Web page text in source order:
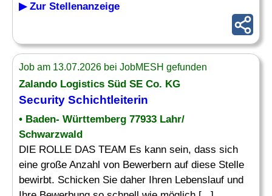
▶ Zur Stellenanzeige
Job am 13.07.2026 bei JobMESH gefunden
Zalando Logistics Süd SE Co. KG
Security Schichtleiterin
• Baden- Württemberg 77933 Lahr/
Schwarzwald
DIE ROLLE DAS TEAM Es kann sein, dass sich
eine große Anzahl von Bewerbern auf diese Stelle
bewirbt. Schicken Sie daher Ihren Lebenslauf und